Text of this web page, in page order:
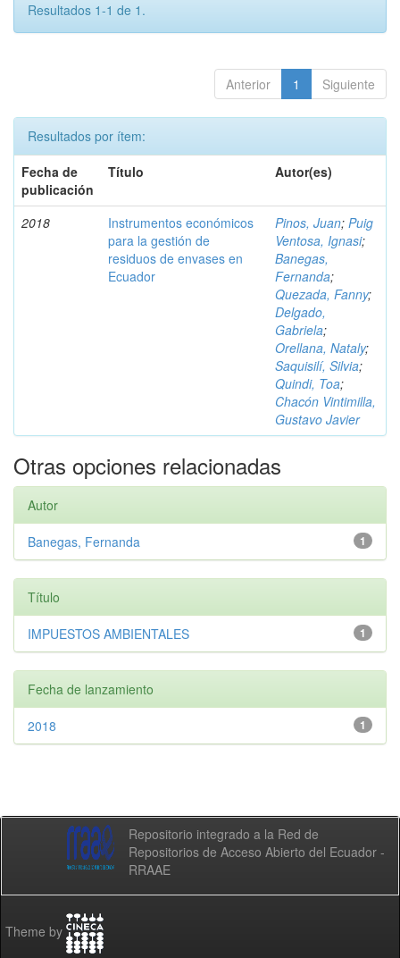
Resultados 1-1 de 1.
Anterior 1 Siguiente
Resultados por ítem:
Fecha de
publicación
Título Autor(es)
2018
Instrumentos económicos
para la gestión de
residuos de envases en
Ecuador
Pinos, Juan; Puig
Ventosa, Ignasi;
Banegas,
Fernanda;
Quezada, Fanny;
Delgado,
Gabriela;
Orellana, Nataly;
Saquisilí, Silvia;
Quindi, Toa;
Chacón Vintimilla,
Gustavo Javier
Otras opciones relacionadas
Autor
1
Banegas, Fernanda
Título
1
IMPUESTOS AMBIENTALES
Fecha de lanzamiento
1
2018
Repositorio integrado a la Red de
Repositorios de Acceso Abierto del Ecuador -
RRAAE
Theme by